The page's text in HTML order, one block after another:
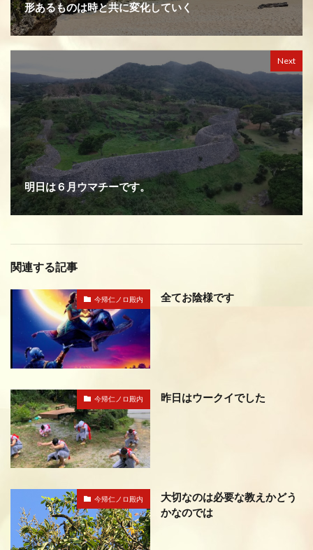
形あるものは時と共に変化していく
Next
明日は６月ウマチーです。
関連する記事
今帰仁ノロ殿内 全てお陰様です
今帰仁ノロ殿内 昨日はウークイでした
今帰仁ノロ殿内
大切なのは必要な教えかどう
かなのでは